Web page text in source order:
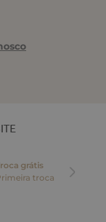
grátis
troca